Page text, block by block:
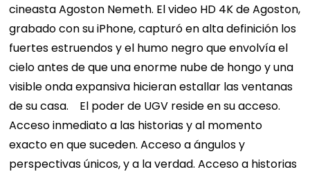
cineasta Agoston Nemeth. El video HD 4K de Agoston,
grabado con su iPhone, capturó en alta definición los
fuertes estruendos y el humo negro que envolvía el
cielo antes de que una enorme nube de hongo y una
visible onda expansiva hicieran estallar las ventanas
de su casa.
El poder de UGV reside en su acceso.
Acceso inmediato a las historias y al momento
exacto en que suceden. Acceso a ángulos y
perspectivas únicos, y a la verdad. Acceso a historias